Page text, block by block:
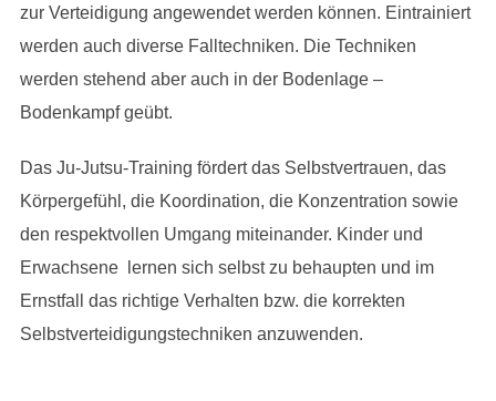
zur Verteidigung angewendet werden können. Eintrainiert
werden auch diverse Falltechniken. Die Techniken
werden stehend aber auch in der Bodenlage –
Bodenkampf geübt.
Das Ju-Jutsu-Training fördert das Selbstvertrauen, das
Körpergefühl, die Koordination, die Konzentration sowie
den respektvollen Umgang miteinander. Kinder und
Erwachsene lernen sich selbst zu behaupten und im
Ernstfall das richtige Verhalten bzw. die korrekten
Selbstverteidigungstechniken anzuwenden.